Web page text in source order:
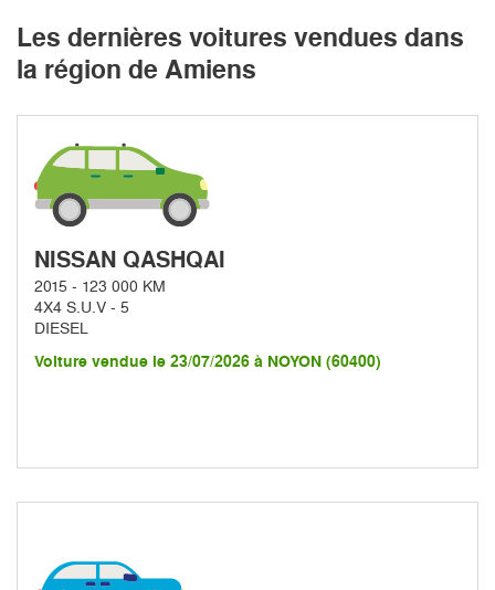
Les dernières voitures vendues dans
la région de Amiens
NISSAN QASHQAI
2015 - 123 000 KM
4X4 S.U.V - 5
DIESEL
Voiture vendue le 23/07/2026 à NOYON (60400)